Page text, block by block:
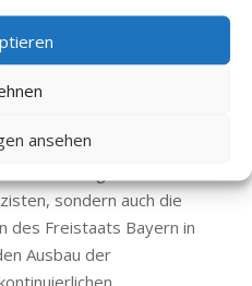
ansehen
und darüber hinaus.
verdienen
die Feierlichkeiten
sondern auch die
des Freistaats Bayern in
Ausbau der